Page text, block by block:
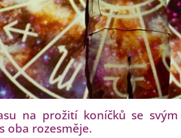
na prožití koníčků se
oba rozesměje.